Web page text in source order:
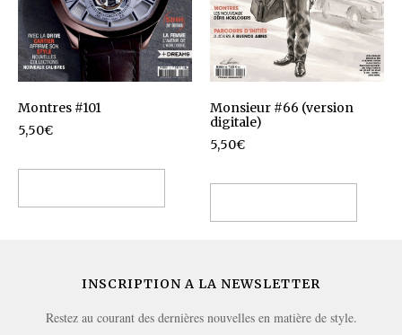
Montres #101
5,50€
Monsieur #66 (version
digitale)
5,50€
INSCRIPTION A LA NEWSLETTER
Restez au courant des dernières nouvelles en matière de style.